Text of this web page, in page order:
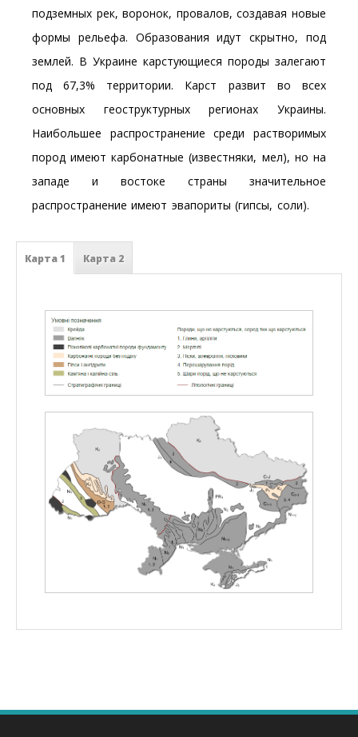
подземных рек, воронок, провалов, создавая новые
формы рельефа. Образования идут скрытно, под
землей. В Украине карстующиеся породы залегают
под 67,3% территории. Карст развит во всех
основных геоструктурных регионах Украины.
Наибольшее распространение среди растворимых
пород имеют карбонатные (известняки, мел), но на
западе и востоке страны значительное
распространение имеют эвапориты (гипсы, соли).
Карта 1 Карта 2